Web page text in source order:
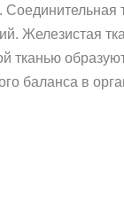
Соединительная
Железистая
тканью
баланса в